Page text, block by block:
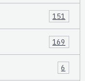
151
169
6